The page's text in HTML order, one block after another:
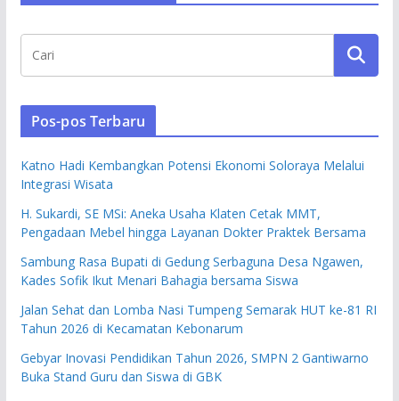
Pos-pos Terbaru
Katno Hadi Kembangkan Potensi Ekonomi Soloraya Melalui
Integrasi Wisata
H. Sukardi, SE MSi: Aneka Usaha Klaten Cetak MMT,
Pengadaan Mebel hingga Layanan Dokter Praktek Bersama
Sambung Rasa Bupati di Gedung Serbaguna Desa Ngawen,
Kades Sofik Ikut Menari Bahagia bersama Siswa
Jalan Sehat dan Lomba Nasi Tumpeng Semarak HUT ke-81 RI
Tahun 2026 di Kecamatan Kebonarum
Gebyar Inovasi Pendidikan Tahun 2026, SMPN 2 Gantiwarno
Buka Stand Guru dan Siswa di GBK